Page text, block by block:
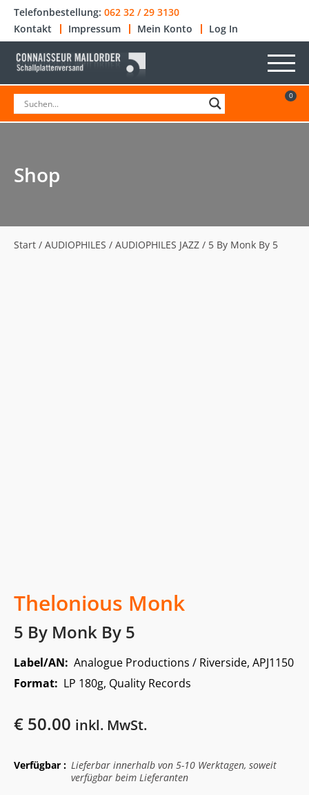
Telefonbestellung: 062 32 / 29 3130
Kontakt
Impressum Mein Konto Log In
0
Shop
Start / AUDIOPHILES / AUDIOPHILES JAZZ / 5 By Monk By 5
Thelonious Monk
5 By Monk By 5
Label/AN: Analogue Productions / Riverside, APJ1150
Format: LP 180g, Quality Records
€ 50.00 inkl. MwSt.
Verfügbar : Lieferbar innerhalb von 5-10 Werktagen, soweit
verfügbar beim Lieferanten